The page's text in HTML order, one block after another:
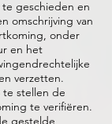
geschieden en
omschrijving van
onder
en het
verzetten.
te stellen de
te verifiëren.
gestelde